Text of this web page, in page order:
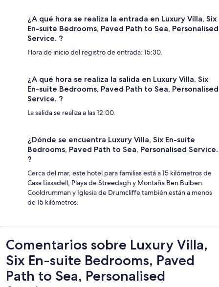
¿A qué hora se realiza la entrada en Luxury Villa, Six
En-suite Bedrooms, Paved Path to Sea, Personalised
Service. ?
Hora de inicio del registro de entrada: 15:30.
¿A qué hora se realiza la salida en Luxury Villa, Six
En-suite Bedrooms, Paved Path to Sea, Personalised
Service. ?
La salida se realiza a las 12:00.
¿Dónde se encuentra Luxury Villa, Six En-suite
Bedrooms, Paved Path to Sea, Personalised Service.
?
Cerca del mar, este hotel para familias está a 15 kilómetros de
Casa Lissadell, Playa de Streedagh y Montaña Ben Bulben.
Cooldrumman y Iglesia de Drumcliffe también están a menos
de 15 kilómetros.
Comentarios
Comentarios sobre Luxury Villa,
Six En-suite Bedrooms, Paved
Path to Sea, Personalised